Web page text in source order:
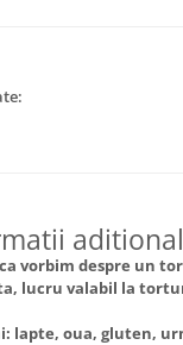
vorbim despre un
lucru valabil la
lapte, oua, gluten,